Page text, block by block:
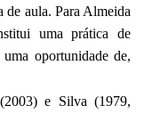
de aula. Para Almeida
uma prática de
oportunidade de,
e Silva (1979,